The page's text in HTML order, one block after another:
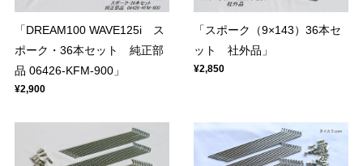
「DREAM100 WAVE125i ス
ポーク・36本セット 純正部
品 06426-KFM-900」
¥2,900
「スポーク（9×143）36本セ
ット 社外品」
¥2,850